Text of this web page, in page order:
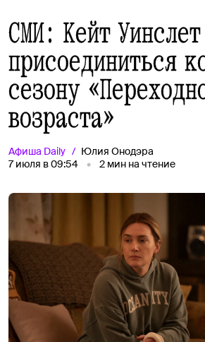
СМИ: Кейт
присоединиться
сезону
возраста»
Афиша Daily
Юлия Онодэра
7 июля в 09:54
2 мин на чтение